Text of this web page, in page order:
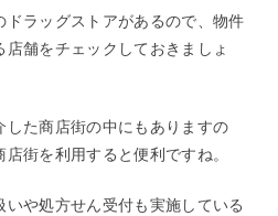
ドラッグストアがあるので、物件
舗をチェックしておきましょ
した商店街の中にもありますの
街を利用すると便利ですね。
いや処方せん受付も実施している